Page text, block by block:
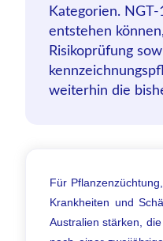
Kategorien.
entstehen
Risikoprüfung
weiterhin die
Für
Krankheiten und
Australien stärken,